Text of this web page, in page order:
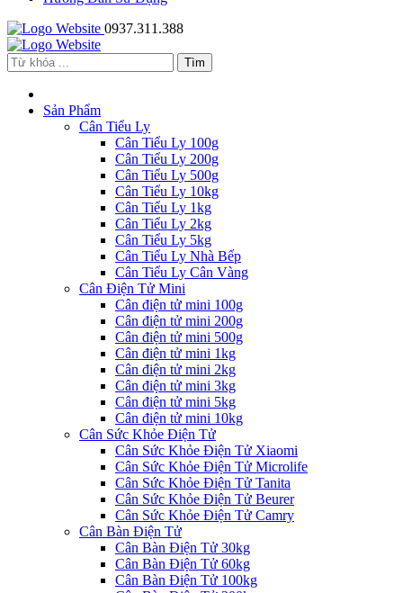
0937.311.388
Sản Phẩm
Cân Tiểu Ly
Cân Tiểu Ly 100g
Cân Tiểu Ly 200g
Cân Tiểu Ly 500g
Cân Tiểu Ly 10kg
Cân Tiểu Ly 1kg
Cân Tiểu Ly 2kg
Cân Tiểu Ly 5kg
Cân Tiểu Ly Nhà Bếp
Cân Tiểu Ly Cân Vàng
Cân Điện Tử Mini
Cân điện tử mini 100g
Cân điện tử mini 200g
Cân điện tử mini 500g
Cân điện tử mini 1kg
Cân điện tử mini 2kg
Cân điện tử mini 3kg
Cân điện tử mini 5kg
Cân điện tử mini 10kg
Cân Sức Khỏe Điện Tử
Cân Sức Khỏe Điện Tử Xiaomi
Cân Sức Khỏe Điện Tử Microlife
Cân Sức Khỏe Điện Tử Tanita
Cân Sức Khỏe Điện Tử Beurer
Cân Sức Khỏe Điện Tử Camry
Cân Bàn Điện Tử
Cân Bàn Điện Tử 30kg
Cân Bàn Điện Tử 60kg
Cân Bàn Điện Tử 100kg